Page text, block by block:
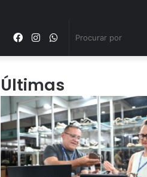
WhatsApp
Instagram
Facebook
Últimas